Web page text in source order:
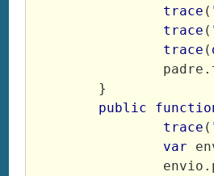
trace (
trace (
trace (
public
trace (
var